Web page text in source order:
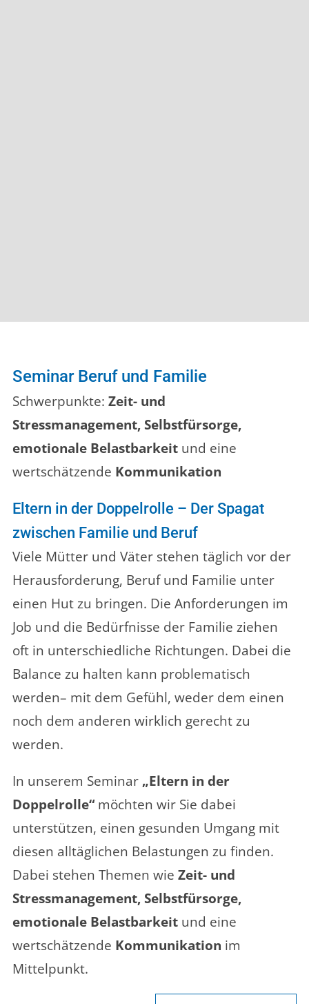
Seminar Beruf und Familie
Schwerpunkte: Zeit- und
Stressmanagement, Selbstfürsorge,
emotionale Belastbarkeit und eine
wertschätzende Kommunikation
Eltern in der Doppelrolle – Der Spagat
zwischen Familie und Beruf
Viele Mütter und Väter stehen täglich vor der
Herausforderung, Beruf und Familie unter
einen Hut zu bringen. Die Anforderungen im
Job und die Bedürfnisse der Familie ziehen
oft in unterschiedliche Richtungen. Dabei die
Balance zu halten kann problematisch
werden– mit dem Gefühl, weder dem einen
noch dem anderen wirklich gerecht zu
werden.
In unserem Seminar „Eltern in der
Doppelrolle“ möchten wir Sie dabei
unterstützen, einen gesunden Umgang mit
diesen alltäglichen Belastungen zu finden.
Dabei stehen Themen wie Zeit- und
Stressmanagement, Selbstfürsorge,
emotionale Belastbarkeit und eine
wertschätzende Kommunikation im
Mittelpunkt.